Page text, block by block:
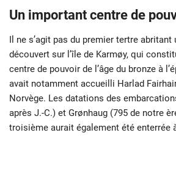
Un important centre de
Il ne s’agit pas du premier tertre abritant
découvert sur l’île de Karmøy, qui
centre de pouvoir de l’âge du bronze à
avait notamment accueilli Harlad
Norvège. Les datations des
après J.-C.) et Grønhaug (795 de notre
troisième aurait également été enterrée